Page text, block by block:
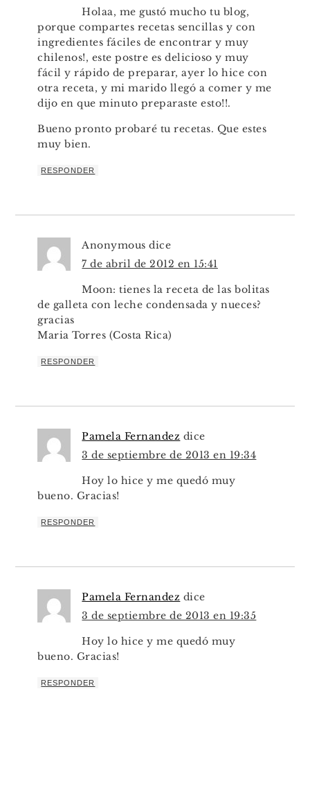
Holaa, me gustó mucho tu blog,
porque compartes recetas sencillas y con
ingredientes fáciles de encontrar y muy
chilenos!, este postre es delicioso y muy
fácil y rápido de preparar, ayer lo hice con
otra receta, y mi marido llegó a comer y me
dijo en que minuto preparaste esto!!.
Bueno pronto probaré tu recetas. Que estes
muy bien.
RESPONDER
Anonymous dice
7 de abril de 2012 en 15:41
Moon: tienes la receta de las bolitas
de galleta con leche condensada y nueces?
gracias
Maria Torres (Costa Rica)
RESPONDER
Pamela Fernandez dice
3 de septiembre de 2013 en 19:34
Hoy lo hice y me quedó muy
bueno. Gracias!
RESPONDER
Pamela Fernandez dice
3 de septiembre de 2013 en 19:35
Hoy lo hice y me quedó muy
bueno. Gracias!
RESPONDER